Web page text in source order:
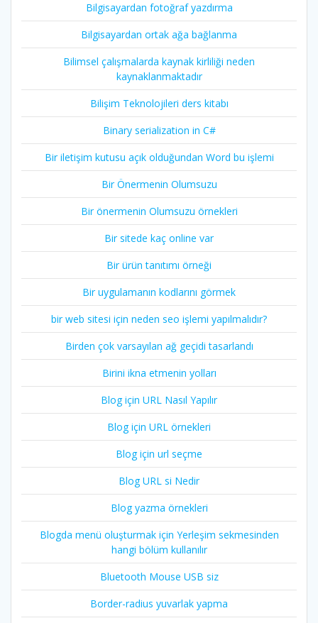
Bilgisayardan fotoğraf yazdırma
Bilgisayardan ortak ağa bağlanma
Bilimsel çalışmalarda kaynak kirliliği neden
kaynaklanmaktadır
Bilişim Teknolojileri ders kitabı
Binary serialization in C#
Bir iletişim kutusu açık olduğundan Word bu işlemi
Bir Önermenin Olumsuzu
Bir önermenin Olumsuzu örnekleri
Bir sitede kaç online var
Bir ürün tanıtımı örneği
Bir uygulamanın kodlarını görmek
bir web sitesi için neden seo işlemi yapılmalıdır?
Birden çok varsayılan ağ geçidi tasarlandı
Birini ikna etmenin yolları
Blog için URL Nasıl Yapılır
Blog için URL örnekleri
Blog için url seçme
Blog URL si Nedir
Blog yazma örnekleri
Blogda menü oluşturmak için Yerleşim sekmesinden
hangi bölüm kullanılır
Bluetooth Mouse USB siz
Border-radius yuvarlak yapma